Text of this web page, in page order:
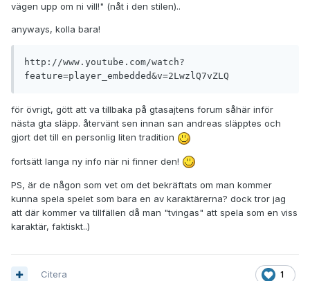
vägen upp om ni vill!" (nåt i den stilen)..
anyways, kolla bara!
http://www.youtube.com/watch?
feature=player_embedded&v=2LwzlQ7vZLQ
för övrigt, gött att va tillbaka på gtasajtens forum såhär inför
nästa gta släpp. återvänt sen innan san andreas släpptes och
gjort det till en personlig liten tradition
fortsätt langa ny info när ni finner den!
PS, är de någon som vet om det bekräftats om man kommer
kunna spela spelet som bara en av karaktärerna? dock tror jag
att där kommer va tillfällen då man "tvingas" att spela som en viss
karaktär, faktiskt..)
1
Citera